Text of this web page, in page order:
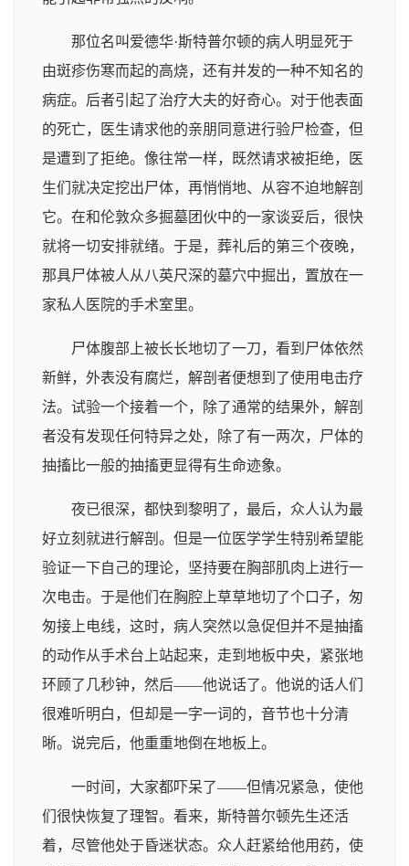
那位名叫爱德华·斯特普尔顿的病人明显死于
由斑疹伤寒而起的高烧，还有并发的一种不知名的
病症。后者引起了治疗大夫的好奇心。对于他表面
的死亡，医生请求他的亲朋同意进行验尸检查，但
是遭到了拒绝。像往常一样，既然请求被拒绝，医
生们就决定挖出尸体，再悄悄地、从容不迫地解剖
它。在和伦敦众多掘墓团伙中的一家谈妥后，很快
就将一切安排就绪。于是，葬礼后的第三个夜晚，
那具尸体被人从八英尺深的墓穴中掘出，置放在一
家私人医院的手术室里。
尸体腹部上被长长地切了一刀，看到尸体依然
新鲜，外表没有腐烂，解剖者便想到了使用电击疗
法。试验一个接着一个，除了通常的结果外，解剖
者没有发现任何特异之处，除了有一两次，尸体的
抽搐比一般的抽搐更显得有生命迹象。
夜已很深，都快到黎明了，最后，众人认为最
好立刻就进行解剖。但是一位医学学生特别希望能
验证一下自己的理论，坚持要在胸部肌肉上进行一
次电击。于是他们在胸腔上草草地切了个口子，匆
匆接上电线，这时，病人突然以急促但并不是抽搐
的动作从手术台上站起来，走到地板中央，紧张地
环顾了几秒钟，然后——他说话了。他说的话人们
很难听明白，但却是一字一词的，音节也十分清
晰。说完后，他重重地倒在地板上。
一时间，大家都吓呆了——但情况紧急，使他
们很快恢复了理智。看来，斯特普尔顿先生还活
着，尽管他处于昏迷状态。众人赶紧给他用药，使